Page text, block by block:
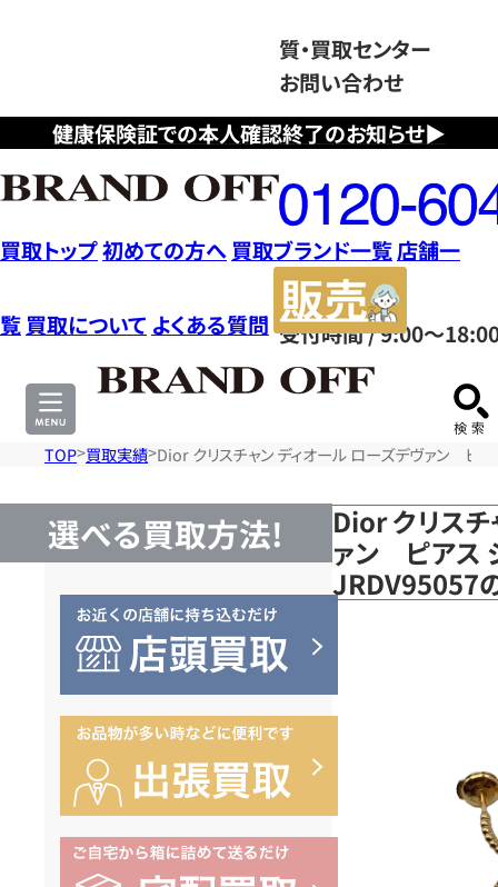
健康保険証での本人確認終了のお知らせ▶
質・買取センター
お問い合わせ
フ
リ
ー
ダ
イ
ヤ
ル
0120604117
受付時間 / 9:00～
買取トップ初めての方へ 買取ブランド一覧店舗一
覧 買取について よくある質問
サ
TOP 買取実績 Dior クリスチャン ディオール ローズデヴァン ピ
選べる買取方法!
Dior クリスチ
ァン ピアス
JRDV95057